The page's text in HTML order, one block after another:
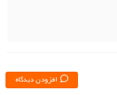
افزودن دیدگاه